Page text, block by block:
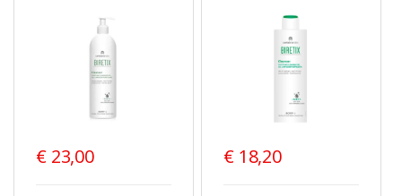
€ 23,00 € 18,20